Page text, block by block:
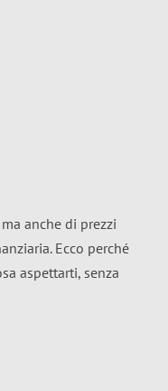
ma anche di prezzi
Ecco perché
aspettarti, senza